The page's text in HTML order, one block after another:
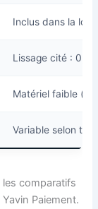
Inclus dans la
Lissage cité : 0,8
Matériel faible
Variable selon
comparatifs
Paiement.